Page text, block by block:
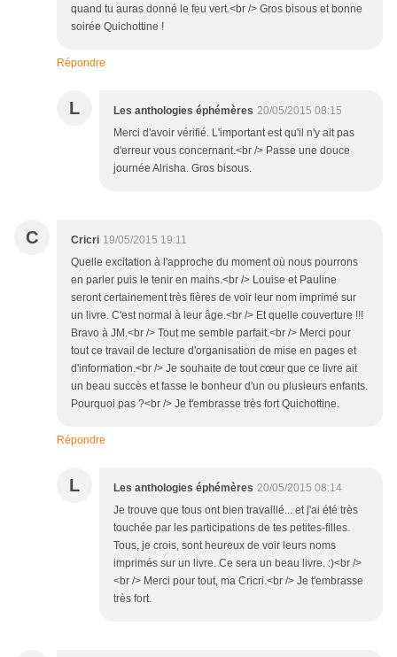
quand tu auras donné le feu vert.<br /> Gros bisous et bonne
soirée Quichottine !
Répondre
L Les anthologies éphémères 20/05/2015 08:15
Merci d'avoir vérifié. L'important est qu'il n'y ait pas
d'erreur vous concernant.<br /> Passe une douce
journée Alrisha. Gros bisous.
C Cricri 19/05/2015 19:11
Quelle excitation à l'approche du moment où nous pourrons
en parler puis le tenir en mains.<br /> Louise et Pauline
seront certainement très fières de voir leur nom imprimé sur
un livre. C'est normal à leur âge.<br /> Et quelle couverture !!!
Bravo à JM.<br /> Tout me semble parfait.<br /> Merci pour
tout ce travail de lecture d'organisation de mise en pages et
d'information.<br /> Je souhaite de tout cœur que ce livre ait
un beau succès et fasse le bonheur d'un ou plusieurs enfants.
Pourquoi pas ?<br /> Je t'embrasse très fort Quichottine.
Répondre
L Les anthologies éphémères 20/05/2015 08:14
Je trouve que tous ont bien travaillé... et j'ai été très
touchée par les participations de tes petites-filles.
Tous, je crois, sont heureux de voir leurs noms
imprimés sur un livre. Ce sera un beau livre. :)<br />
<br /> Merci pour tout, ma Cricri.<br /> Je t'embrasse
très fort.